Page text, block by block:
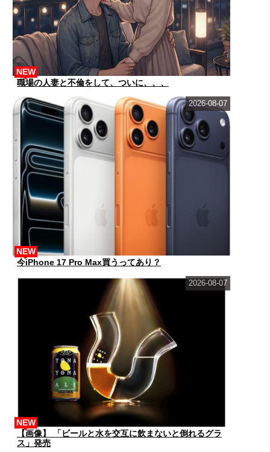
職場の人妻と不倫をして、ついに、、、
NEW
今iPhone 17 Pro Max買うってあり？
NEW
2026-08-07
【画像】 「ビールと水を交互に飲まないと倒れるグラ
ス」発売
NEW
2026-08-07